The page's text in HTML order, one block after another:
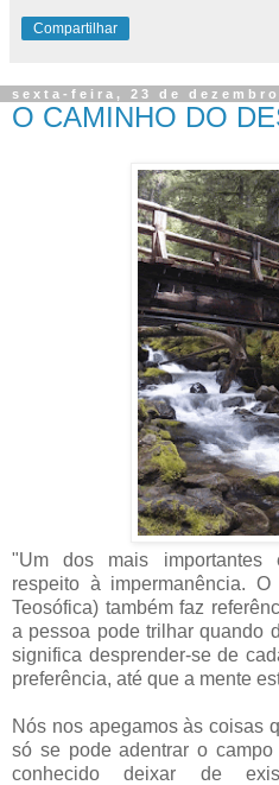
Compartilhar
sexta-feira, 23 de dezembro
O CAMINHO DO
"Um dos mais importantes
respeito à impermanência. O
Teosófica) também faz
a pessoa pode trilhar quando
significa desprender-se de
preferência, até que a mente
Nós nos apegamos às coisas
só se pode adentrar o
conhecido deixar de